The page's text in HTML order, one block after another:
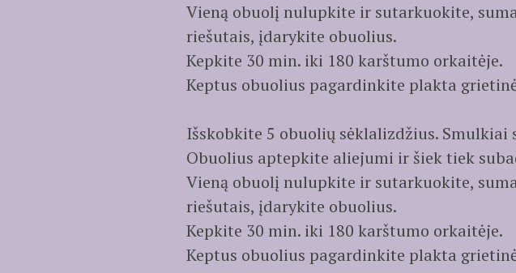
Vieną obuolį nulupkite ir sutarkuokite,
riešutais, įdarykite obuolius.
Kepkite 30 min. iki 180 karštumo orkaitėje.
Keptus obuolius pagardinkite plakta
Išskobkite 5 obuolių sėklalizdžius.
Obuolius aptepkite aliejumi ir šiek tiek
Vieną obuolį nulupkite ir sutarkuokite,
riešutais, įdarykite obuolius.
Kepkite 30 min. iki 180 karštumo orkaitėje.
Keptus obuolius pagardinkite plakta